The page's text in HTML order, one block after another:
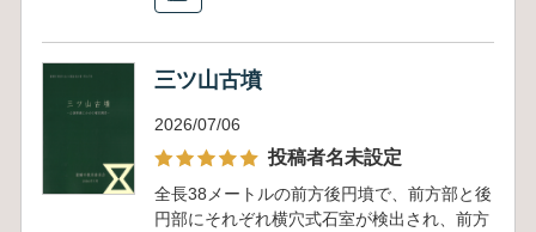
三ツ山古墳
2026/07/06
投稿者名未設定
全長38メートルの前方後円墳で、前方部と後
円部にそれぞれ横穴式石室が検出され、前方